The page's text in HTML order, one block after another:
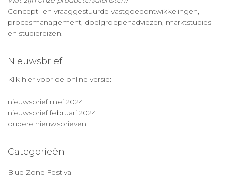
Concept- en vraaggestuurde vastgoedontwikkelingen,
procesmanagement, doelgroepenadviezen, marktstudies
en studiereizen.
Nieuwsbrief
Klik hier voor de online versie:
nieuwsbrief mei 2024
nieuwsbrief februari 2024
oudere nieuwsbrieven
Categorieën
Blue Zone Festival